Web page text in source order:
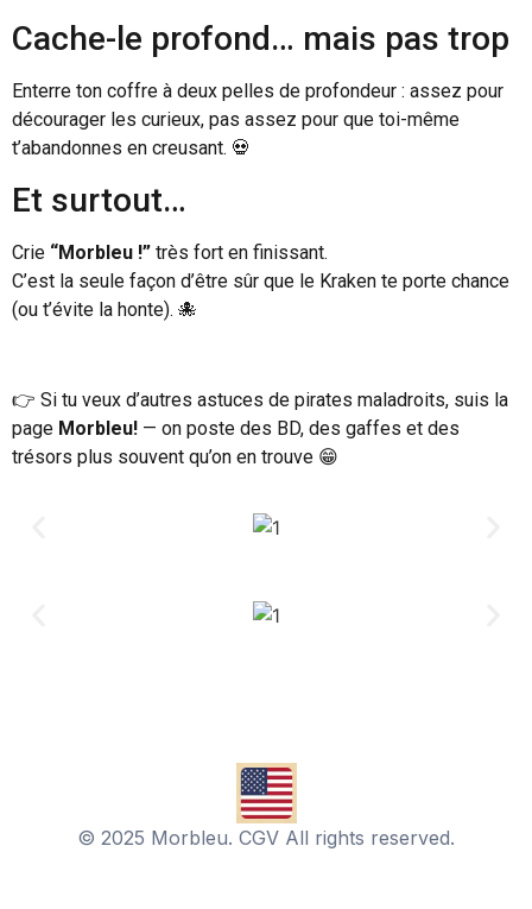
Cache-le profond… mais pas trop
Enterre ton coffre à deux pelles de profondeur : assez pour
décourager les curieux, pas assez pour que toi-même
t’abandonnes en creusant. 💀
Et surtout…
Crie “Morbleu !” très fort en finissant.
C’est la seule façon d’être sûr que le Kraken te porte chance
(ou t’évite la honte). 🐙
👉 Si tu veux d’autres astuces de pirates maladroits, suis la
page Morbleu! — on poste des BD, des gaffes et des
trésors plus souvent qu’on en trouve 😁
© 2025 Morbleu. CGV All rights reserved.